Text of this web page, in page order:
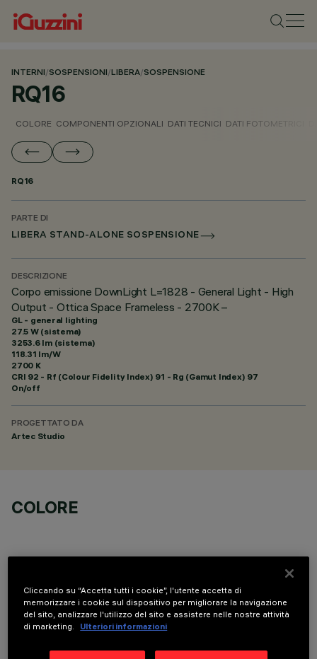
INTERNI/SOSPENSIONI/LIBERA/SOSPENSIONE
RQ16
COLORE COMPONENTI OPZIONALI DATI TECNICI DATI FOTOMETRICI
RQ16
PARTE DI
LIBERA STAND-ALONE SOSPENSIONE
DESCRIZIONE
Corpo emissione DownLight L=1828 - General Light - High
Output - Ottica Space Frameless - 2700K –
GL - general lighting
27.5 W (sistema)
3253.6 lm (sistema)
118.31 lm/W
2700 K
CRI 92 - Rf (Colour Fidelity Index) 91 - Rg (Gamut Index) 97
On/off
PROGETTATO DA
Artec Studio
COLORE
COMPONENTI OPZIONALI
Cliccando su “Accetta tutti i cookie”, l'utente accetta di
memorizzare i cookie sul dispositivo per migliorare la navigazione
del sito, analizzare l'utilizzo del sito e assistere nelle nostre attività
di marketing.
Ulteriori informazioni